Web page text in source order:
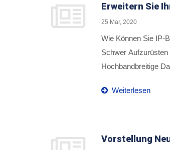
Einem Weiten
Erweitern Sie
25 Mar, 2020
Wie Können Sie IP-
Schwer
Hochbandbreitige
Einer Vielzahl Von
Weiterlesen
Vorstellung